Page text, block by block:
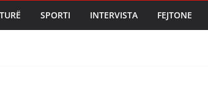
SPORTI INTERVISTA FEJTONE